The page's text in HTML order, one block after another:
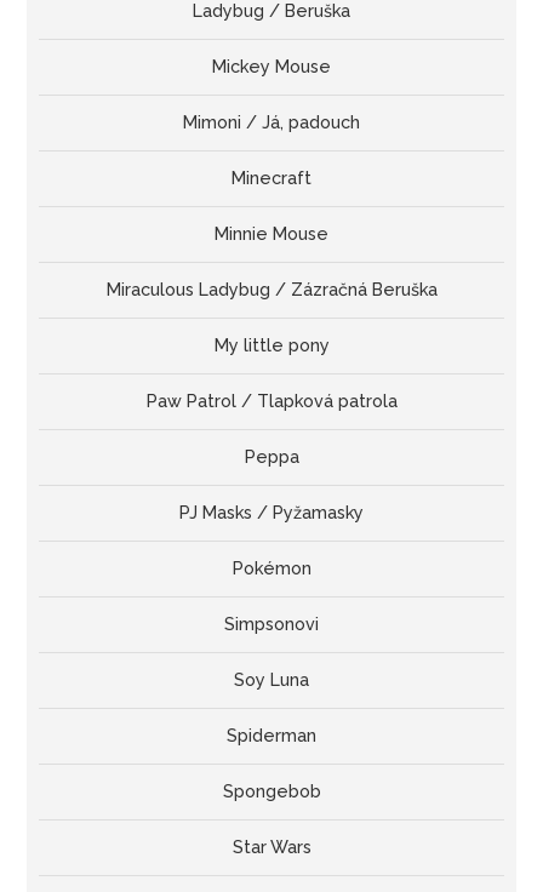
Ladybug / Beruška
Mickey Mouse
Mimoni / Já, padouch
Minecraft
Minnie Mouse
Miraculous Ladybug / Zázračná Beruška
My little pony
Paw Patrol / Tlapková patrola
Peppa
PJ Masks / Pyžamasky
Pokémon
Simpsonovi
Soy Luna
Spiderman
Spongebob
Star Wars